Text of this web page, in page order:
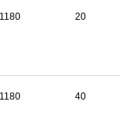
20
40